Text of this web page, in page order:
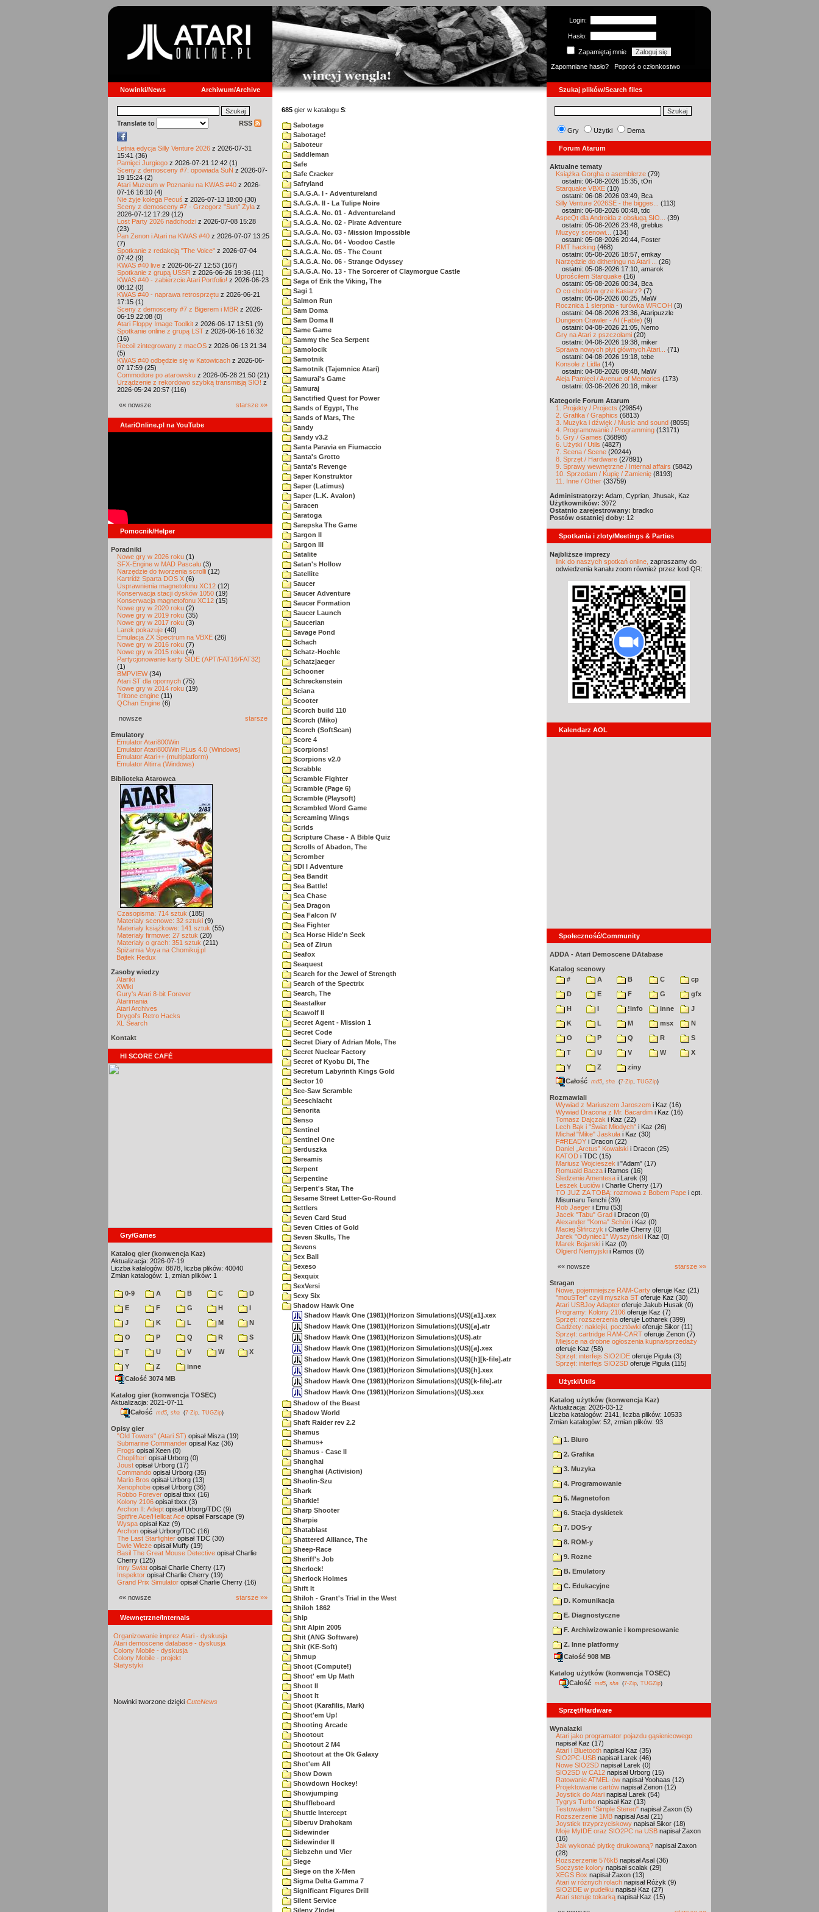
Login:
Hasło:
Zapamiętaj mnie
Zapomniane hasło?
Poproś o członkostwo
Nowinki/News Archiwum/Archive Szukaj plików/Search files
Translate to RSS
Letnia edycja Silly Venture 2026 z 2026-07-31
15:41 (36)
Pamięci Jurgiego z 2026-07-21 12:42 (1)
Sceny z demosceny #7: opowiada SuN z 2026-07-
19 15:24 (2)
Atari Muzeum w Poznaniu na KWAS #40 z 2026-
07-16 16:10 (4)
Nie żyje kolega Pecuś z 2026-07-13 18:00 (30)
Sceny z demosceny #7 - Grzegorz "Sun" Żyła z
2026-07-12 17:29 (12)
Lost Party 2026 nadchodzi z 2026-07-08 15:28
(23)
Pan Zenon i Atari na KWAS #40 z 2026-07-07 13:25
(7)
Spotkanie z redakcją "The Voice" z 2026-07-04
07:42 (9)
KWAS #40 live z 2026-06-27 12:53 (167)
Spotkanie z grupą USSR z 2026-06-26 19:36 (11)
KWAS #40 - zabierzcie Atari Portfolio! z 2026-06-23
08:12 (0)
KWAS #40 - naprawa retrosprzętu z 2026-06-21
17:15 (1)
Sceny z demosceny #7 z Bigerem i MBR z 2026-
06-19 22:08 (0)
Atari Floppy Image Toolkit z 2026-06-17 13:51 (9)
Spotkanie online z grupą LST z 2026-06-16 16:32
(16)
Recoil zintegrowany z macOS z 2026-06-13 21:34
(5)
KWAS #40 odbędzie się w Katowicach z 2026-06-
07 17:59 (25)
Commodore po atarowsku z 2026-05-28 21:50 (21)
Urządzenie z rekordowo szybką transmisją SIO! z
2026-05-24 20:57 (116)
«« nowsze starsze »»
AtariOnline.pl na YouTube
Pomocnik/Helper
Poradniki
Nowe gry w 2026 roku (1)
SFX-Engine w MAD Pascalu (3)
Narzędzie do tworzenia scrolli (12)
Kartridż Sparta DOS X (6)
Usprawnienia magnetofonu XC12 (12)
Konserwacja stacji dysków 1050 (19)
Konserwacja magnetofonu XC12 (15)
Nowe gry w 2020 roku (2)
Nowe gry w 2019 roku (35)
Nowe gry w 2017 roku (3)
Larek pokazuje (40)
Emulacja ZX Spectrum na VBXE (26)
Nowe gry w 2016 roku (7)
Nowe gry w 2015 roku (4)
Partycjonowanie karty SIDE (APT/FAT16/FAT32)
(1)
BMPVIEW(34)
Atari ST dla opornych (75)
Nowe gry w 2014 roku (19)
Tritone engine (11)
QChan Engine (6)
nowsze starsze
Emulatory
Emulator Atari800Win
Emulator Atari800Win PLus 4.0 (Windows)
Emulator Atari++ (multiplatform)
Emulator Altirra (Windows)
Biblioteka Atarowca
Czasopisma: 714 sztuk (185)
Materiały scenowe: 32 sztuki (9)
Materiały książkowe: 141 sztuk (55)
Materiały firmowe: 27 sztuk (20)
Materiały o grach: 351 sztuk (211)
Spiżarnia Voya na Chomikuj.pl
Bajtek Redux
Zasoby wiedzy
Atariki
XWiki
Gury's Atari 8-bit Forever
Atarimania
Atari Archives
Drygol's Retro Hacks
XL Search
Kontakt
HI SCORE CAFÉ
Gry/Games
Katalog gier (konwencja Kaz)
Aktualizacja: 2026-07-19
Liczba katalogów: 8878, liczba plików: 40040
Zmian katalogów: 1, zmian plików: 1
0-9 A B C
D
E
F G H
I
J
K L M
N
O
P Q R
S
T
U V W
X
Y
Z
inne
Całość 3074 MB
Katalog gier (konwencja TOSEC)
Aktualizacja: 2021-07-11
Całość md5 sha (7-Zip TUGZip)
Opisy gier
"Old Towers" (Atari ST) opisał Misza (19)
Submarine Commander opisał Kaz (36)
Frogs opisał Xeen (0)
Choplifter! opisał Urborg (0)
Joust opisał Urborg (17)
Commando opisał Urborg (35)
Mario Bros opisał Urborg (13)
Xenophobe opisał Urborg (36)
Robbo Forever opisał tbxx (16)
Kolony 2106 opisał tbxx (3)
Archon II: Adept opisał Urborg/TDC (9)
Spitfire Ace/Hellcat Ace opisał Farscape (9)
Wyspa opisał Kaz (9)
Archon opisał Urborg/TDC (16)
The Last Starfighter opisał TDC (30)
Dwie Wieże opisał Muffy (19)
Basil The Great Mouse Detective opisał Charlie
Cherry (125)
Inny Świat opisał Charlie Cherry (17)
Inspektor opisał Charlie Cherry (19)
Grand Prix Simulator opisał Charlie Cherry (16)
«« nowsze starsze »»
Wewnętrzne/Internals
Organizowanie imprez Atari - dyskusja
Atari demoscene database - dyskusja
Colony Mobile - dyskusja
Colony Mobile - projekt
Statystyki
Nowinki tworzone dzięki CuteNews
685 gier w katalogu S:
Sabotage
Sabotage!
Saboteur
Saddleman
Safe
Safe Cracker
Safryland
S.A.G.A. I - Adventureland
S.A.G.A. II - La Tulipe Noire
S.A.G.A. No. 01 - Adventureland
S.A.G.A. No. 02 - Pirate Adventure
S.A.G.A. No. 03 - Mission Impossible
S.A.G.A. No. 04 - Voodoo Castle
S.A.G.A. No. 05 - The Count
S.A.G.A. No. 06 - Strange Odyssey
S.A.G.A. No. 13 - The Sorcerer of Claymorgue Castle
Saga of Erik the Viking, The
Sagi 1
Salmon Run
Sam Doma
Sam Doma II
Same Game
Sammy the Sea Serpent
Samolocik
Samotnik
Samotnik (Tajemnice Atari)
Samurai's Game
Samuraj
Sanctified Quest for Power
Sands of Egypt, The
Sands of Mars, The
Sandy
Sandy v3.2
Santa Paravia en Fiumaccio
Santa's Grotto
Santa's Revenge
Saper Konstruktor
Saper (Latimus)
Saper (L.K. Avalon)
Saracen
Saratoga
Sarepska The Game
Sargon II
Sargon III
Satalite
Satan's Hollow
Satellite
Saucer
Saucer Adventure
Saucer Formation
Saucer Launch
Saucerian
Savage Pond
Schach
Schatz-Hoehle
Schatzjaeger
Schooner
Schreckenstein
Sciana
Scooter
Scorch build 110
Scorch (Miko)
Scorch (SoftScan)
Score 4
Scorpions!
Scorpions v2.0
Scrabble
Scramble Fighter
Scramble (Page 6)
Scramble (Playsoft)
Scrambled Word Game
Screaming Wings
Scrids
Scripture Chase - A Bible Quiz
Scrolls of Abadon, The
Scromber
SDI I Adventure
Sea Bandit
Sea Battle!
Sea Chase
Sea Dragon
Sea Falcon IV
Sea Fighter
Sea Horse Hide'n Seek
Sea of Zirun
Seafox
Seaquest
Search for the Jewel of Strength
Search of the Spectrix
Search, The
Seastalker
Seawolf II
Secret Agent - Mission 1
Secret Code
Secret Diary of Adrian Mole, The
Secret Nuclear Factory
Secret of Kyobu Di, The
Secretum Labyrinth Kings Gold
Sector 10
See-Saw Scramble
Seeschlacht
Senorita
Senso
Sentinel
Sentinel One
Serduszka
Sereamis
Serpent
Serpentine
Serpent's Star, The
Sesame Street Letter-Go-Round
Settlers
Seven Card Stud
Seven Cities of Gold
Seven Skulls, The
Sevens
Sex Ball
Sexeso
Sexquix
SexVersi
Sexy Six
Shadow Hawk One
Shadow Hawk One (1981)(Horizon Simulations)(US)[a1].xex
Shadow Hawk One (1981)(Horizon Simulations)(US)[a].atr
Shadow Hawk One (1981)(Horizon Simulations)(US).atr
Shadow Hawk One (1981)(Horizon Simulations)(US)[a].xex
Shadow Hawk One (1981)(Horizon Simulations)(US)[h][k-file].atr
Shadow Hawk One (1981)(Horizon Simulations)(US)[h].xex
Shadow Hawk One (1981)(Horizon Simulations)(US)[k-file].atr
Shadow Hawk One (1981)(Horizon Simulations)(US).xex
Shadow of the Beast
Shadow World
Shaft Raider rev 2.2
Shamus
Shamus+
Shamus - Case II
Shanghai
Shanghai (Activision)
Shaolin-Szu
Shark
Sharkie!
Sharp Shooter
Sharpie
Shatablast
Shattered Alliance, The
Sheep-Race
Sheriff's Job
Sherlock!
Sherlock Holmes
Shift It
Shiloh - Grant's Trial in the West
Shiloh 1862
Ship
Shit Alpin 2005
Shit (ANG Software)
Shit (KE-Soft)
Shmup
Shoot (Compute!)
Shoot' em Up Math
Shoot II
Shoot It
Shoot (Karafilis, Mark)
Shoot'em Up!
Shooting Arcade
Shootout
Shootout 2 M4
Shootout at the Ok Galaxy
Shot'em All
Show Down
Showdown Hockey!
Showjumping
Shuffleboard
Shuttle Intercept
Siberuv Drahokam
Sidewinder
Sidewinder II
Siebzehn und Vier
Siege
Siege on the X-Men
Sigma Delta Gamma 7
Significant Figures Drill
Silent Service
Sileny Zlodej
Gry Użytki Dema
Forum Atarum
Aktualne tematy
Książka Gorgha o asemblerze (79)
ostatni: 06-08-2026 15:35, tOri
Starquake VBXE (10)
ostatni: 06-08-2026 03:49, Bca
Silly Venture 2026SE - the bigges...
(113)
ostatni: 06-08-2026 00:48, tdc
AspeQt dla Androida z obsługą SIO...
(39)
ostatni: 05-08-2026 23:48, greblus
Muzycy scenowi...
(134)
ostatni: 05-08-2026 20:44, Foster
RMT hacking (468)
ostatni: 05-08-2026 18:57, emkay
Narzędzie do ditheringu na Atari ...
(26)
ostatni: 05-08-2026 17:10, amarok
Uprościłem Starquake (16)
ostatni: 05-08-2026 00:34, Bca
O co chodzi w grze Kasiarz? (7)
ostatni: 05-08-2026 00:25, MaW
Rocznica 1 sierpnia - turówka WRCOH (3)
ostatni: 04-08-2026 23:36, Ataripuzzle
Dungeon Crawler - AI (Fable) (9)
ostatni: 04-08-2026 21:05, Nemo
Gry na Atari z pszczołami (20)
ostatni: 04-08-2026 19:38, miker
Sprawa nowych płyt głównych Atari...
(71)
ostatni: 04-08-2026 19:18, tebe
Konsole z Lidla (14)
ostatni: 04-08-2026 09:48, MaW
Aleja Pamięci / Avenue of Memories (173)
ostatni: 03-08-2026 20:18, miker
Kategorie Forum Atarum
1. Projekty / Projects (29854)
2. Grafika / Graphics (6813)
3. Muzyka i dźwięk / Music and sound (8055)
4. Programowanie / Programming (13171)
5. Gry / Games (36898)
6. Użytki / Utils (4827)
7. Scena / Scene (20244)
8. Sprzęt / Hardware (27891)
9. Sprawy wewnętrzne / Internal affairs (5842)
10. Sprzedam / Kupię / Zamienię (8193)
11. Inne / Other (33759)
Administratorzy: Adam, Cyprian, Jhusak, Kaz
Użytkowników: 3072
Ostatnio zarejestrowany: bradko
Postów ostatniej doby: 12
Spotkania i zloty/Meetings & Parties
Najbliższe imprezy
link do naszych spotkań online, zapraszamy do
odwiedzenia kanału zoom również przez kod QR:
Kalendarz AOL
Społeczność/Community
ADDA - Atari Demoscene DAtabase
Katalog scenowy
#
A B C
cp
D
E F G
gfx
H
I !info inne
J
K
L M msx
N
O
P Q R
S
T
U V W
X
Y
Z
ziny
Całość md5 sha (7-Zip TUGZip)
Rozmawiali
Wywiad z Mariuszem Jaroszem i Kaz (16)
Wywiad Dracona z Mr. Bacardim i Kaz (16)
Tomasz Dajczak i Kaz (22)
Lech Bąk i "Świat Młodych" i Kaz (26)
Michał "Mike" Jaskuła i Kaz (30)
F#READY i Dracon (22)
Daniel „Arctus” Kowalski i Dracon (25)
KATOD i TDC (15)
Mariusz Wojcieszek i "Adam" (17)
Romuald Bacza i Ramos (16)
Śledzenie Amentesa i Larek (9)
Leszek Łuciów i Charlie Cherry (17)
TO JUŻ ZA TOBĄ: rozmowa z Bobem Pape i cpt.
Misumaru Tenchi (39)
Rob Jaeger i Emu (53)
Jacek "Tabu" Grad i Dracon (0)
Alexander "Koma" Schön i Kaz (0)
Maciej Ślifirczyk i Charlie Cherry (0)
Jarek "Odyniec1" Wyszyński i Kaz (0)
Marek Bojarski i Kaz (0)
Olgierd Niemyjski i Ramos (0)
«« nowsze starsze »»
Stragan
Nowe, pojemniejsze RAM-Carty oferuje Kaz (21)
"mouSTer" czyli myszka ST oferuje Kaz (30)
Atari USBJoy Adapter oferuje Jakub Husak (0)
Programy: Kolony 2106 oferuje Kaz (7)
Sprzęt: rozszerzenia oferuje Lotharek (399)
Gadżety: naklejki, pocztówki oferuje Sikor (11)
Sprzęt: cartridge RAM-CART oferuje Zenon (7)
Miejsce na drobne ogłoszenia kupna/sprzedaży
oferuje Kaz (58)
Sprzęt: interfejs SIO2IDE oferuje Piguła (3)
Sprzęt: interfejs SIO2SD oferuje Piguła (115)
Użytki/Utils
Katalog użytków (konwencja Kaz)
Aktualizacja: 2026-03-12
Liczba katalogów: 2141, liczba plików: 10533
Zmian katalogów: 52, zmian plików: 93
1. Biuro
2. Grafika
3. Muzyka
4. Programowanie
5. Magnetofon
6. Stacja dyskietek
7. DOS-y
8. ROM-y
9. Rozne
B. Emulatory
C. Edukacyjne
D. Komunikacja
E. Diagnostyczne
F. Archiwizowanie i kompresowanie
Z. Inne platformy
Całość 908 MB
Katalog użytków (konwencja TOSEC)
Całość md5 sha (7-Zip TUGZip)
Sprzęt/Hardware
Wynalazki
Atari jako programator pojazdu gąsienicowego
napisał Kaz (17)
Atari i Bluetooth napisał Kaz (35)
SIO2PC-USB napisał Larek (46)
Nowe SIO2SD napisał Larek (0)
SIO2SD w CA12 napisał Urborg (15)
Ratowanie ATMEL-ów napisał Yoohaas (12)
Projektowanie cartów napisał Zenon (12)
Joystick do Atari napisał Larek (54)
Tygrys Turbo napisał Kaz (13)
Testowałem "Simple Stereo" napisał Zaxon (5)
Rozszerzenie 1MB napisał Asal (21)
Joystick trzyprzyciskowy napisał Sikor (18)
Moje MyIDE oraz SIO2PC na USB napisał Zaxon
(16)
Jak wykonać płytkę drukowaną? napisał Zaxon
(28)
Rozszerzenie 576kB napisał Asal (36)
Soczyste kolory napisał scalak (29)
XEGS Box napisał Zaxon (13)
Atari w różnych rolach napisał Różyk (9)
SIO2IDE w pudełku napisał Kaz (27)
Atari steruje tokarką napisał Kaz (15)